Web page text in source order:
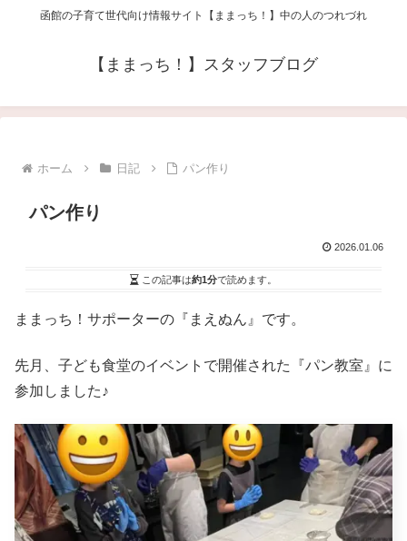
函館の子育て世代向け情報サイト【ままっち！】中の人のつれづれ
【ままっち！】スタッフブログ
ホーム 日記 パン作り
パン作り
2026.01.06
この記事は約1分で読めます。
ままっち！サポーターの『まえぬん』です。
先月、子ども食堂のイベントで開催された『パン教室』に
参加しました♪